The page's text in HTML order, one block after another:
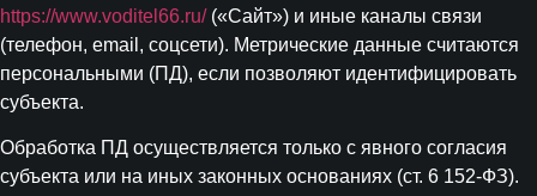
https://www.voditel66.ru/(«Сайт») и иные каналы связи
(телефон, email, соцсети). Метрические данные считаются
персональными (ПД), если позволяют идентифицировать
субъекта.
Обработка ПД осуществляется только с явного согласия
субъекта или на иных законных основаниях (ст. 6 152-ФЗ).